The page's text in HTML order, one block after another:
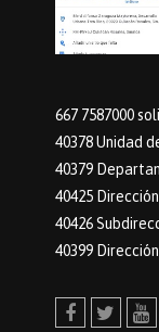
667 7587000
40378 Unidad
40379
40425
40426
40399